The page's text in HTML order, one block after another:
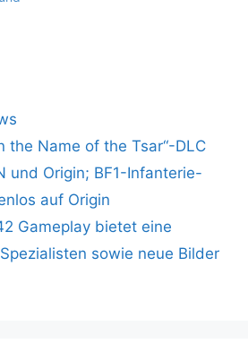
the Name of the Tsar“-DLC
und Origin; BF1-Infanterie-
auf Origin
Gameplay bietet eine
sowie neue Bilder